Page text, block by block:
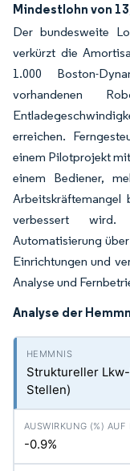
Mindestlohn von
Der bundesweite
verkürzt die
1.000 Boston-
vorhandenen
erreichen.
einem Pilotprojekt
einem Bediener,
Arbeitskräftemangel
verbessert
Automatisierung
Einrichtungen und
Analyse und
Analyse der
Struktureller
Stellen)
-0.9%